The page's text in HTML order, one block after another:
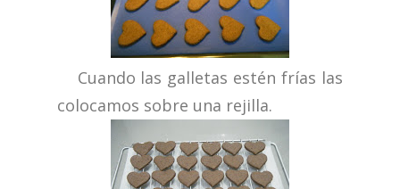
Cuando las galletas estén frías las
colocamos sobre una rejilla.